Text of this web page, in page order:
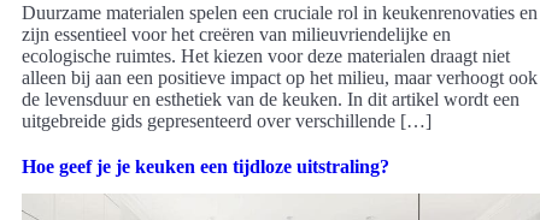
Duurzame materialen spelen een cruciale rol in keukenrenovaties en
zijn essentieel voor het creëren van milieuvriendelijke en
ecologische ruimtes. Het kiezen voor deze materialen draagt niet
alleen bij aan een positieve impact op het milieu, maar verhoogt ook
de levensduur en esthetiek van de keuken. In dit artikel wordt een
uitgebreide gids gepresenteerd over verschillende […]
Hoe geef je je keuken een tijdloze uitstraling?